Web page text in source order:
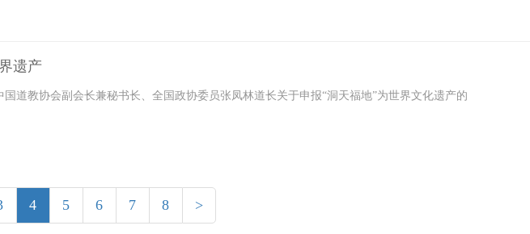
遗产
道教协会副会长兼秘书长、全国政协委员张凤林道长关于申报“洞天福地”为世界文化遗产的
4 5 6 7 8 >